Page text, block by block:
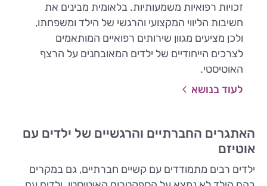
זכויות רפואיות משמעותיות. בלאומית מבינים את
חשיבות הליווי המקצועי והרגשי של הילד ומשפחתו,
ולכן מציעים מגוון שירותים רפואיים המותאמים
לצרכים הייחודיים של ילדים המאובחנים על הרצף
האוטיסטי.
לעוד בנושא
האתגרים החברתיים והרגשיים של ילדים עם
אוטיזם
ילדים רבים מתמודדים עם קשיים חברתיים, גם במקרים